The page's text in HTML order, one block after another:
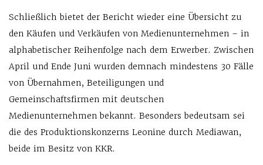
Schließlich bietet der Bericht wieder eine Übersicht zu
den Käufen und Verkäufen von Medienunternehmen – in
alphabetischer Reihenfolge nach dem Erwerber. Zwischen
April und Ende Juni wurden demnach mindestens 30 Fälle
von Übernahmen, Beteiligungen und
Gemeinschaftsfirmen mit deutschen
Medienunternehmen bekannt. Besonders bedeutsam sei
die des Produktionskonzerns Leonine durch Mediawan,
beide im Besitz von KKR.